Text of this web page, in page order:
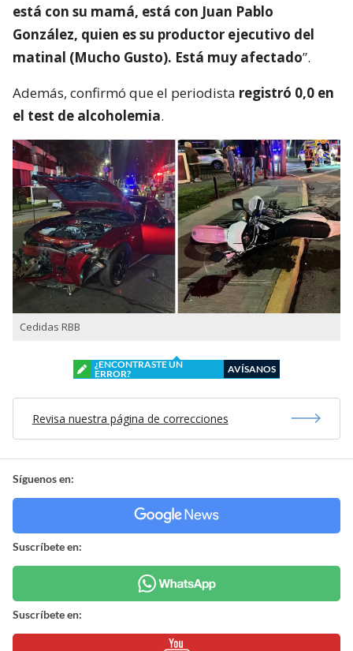
está con su mamá, está con Juan Pablo
González, quien es su productor ejecutivo del
matinal (Mucho Gusto). Está muy afectado”.
Además, confirmó que el periodista registró 0,0 en
el test de alcoholemia.
Cedidas RBB
¿ENCONTRASTE UN
ERROR?
AVÍSANOS
Revisa nuestra página de correcciones
Síguenos en:
Suscríbete en:
Suscríbete en: